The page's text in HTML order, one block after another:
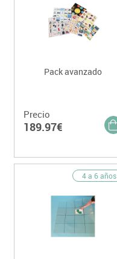
Pack avanzado
Precio
189.97€
4 a 6 años